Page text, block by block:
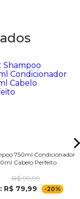
750ml Condicionador
Cabelo Perfeito
R$ 99,99
R$ 79,99
-20%